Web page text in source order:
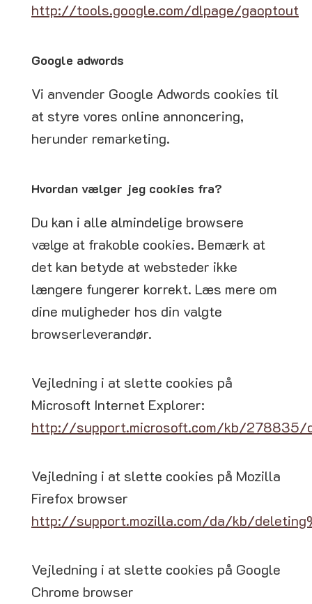
http://tools.google.com/dlpage/gaoptout
Google adwords
Vi anvender Google Adwords cookies til
at styre vores online annoncering,
herunder remarketing.
Hvordan vælger jeg cookies fra?
Du kan i alle almindelige browsere
vælge at frakoble cookies. Bemærk at
det kan betyde at websteder ikke
længere fungerer korrekt. Læs mere om
dine muligheder hos din valgte
browserleverandør.
Vejledning i at slette cookies på
Microsoft Internet Explorer:
http://support.microsoft.com/kb/278835/
Vejledning i at slette cookies på Mozilla
Firefox browser
http://support.mozilla.com/da/kb/
Vejledning i at slette cookies på Google
Chrome browser